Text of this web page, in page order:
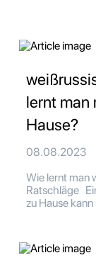
lernt man
Hause?
08.08.2023
Wie lernt man
Ratschläge
zu Hause